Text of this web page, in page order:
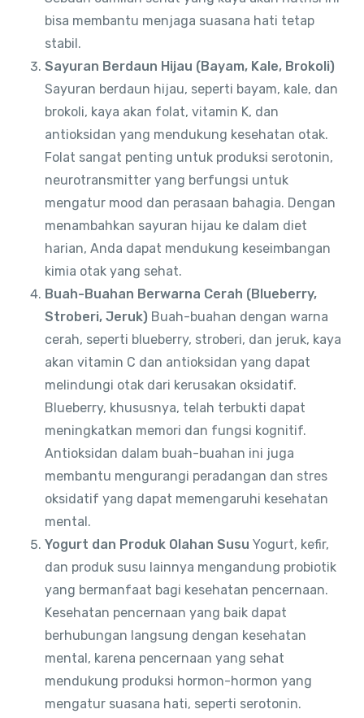
bisa membantu menjaga suasana hati tetap
stabil.
Sayuran Berdaun Hijau (Bayam, Kale, Brokoli)
Sayuran berdaun hijau, seperti bayam, kale, dan
brokoli, kaya akan folat, vitamin K, dan
antioksidan yang mendukung kesehatan otak.
Folat sangat penting untuk produksi serotonin,
neurotransmitter yang berfungsi untuk
mengatur mood dan perasaan bahagia. Dengan
menambahkan sayuran hijau ke dalam diet
harian, Anda dapat mendukung keseimbangan
kimia otak yang sehat.
Buah-Buahan Berwarna Cerah (Blueberry,
Stroberi, Jeruk) Buah-buahan dengan warna
cerah, seperti blueberry, stroberi, dan jeruk, kaya
akan vitamin C dan antioksidan yang dapat
melindungi otak dari kerusakan oksidatif.
Blueberry, khususnya, telah terbukti dapat
meningkatkan memori dan fungsi kognitif.
Antioksidan dalam buah-buahan ini juga
membantu mengurangi peradangan dan stres
oksidatif yang dapat memengaruhi kesehatan
mental.
Yogurt dan Produk Olahan Susu Yogurt, kefir,
dan produk susu lainnya mengandung probiotik
yang bermanfaat bagi kesehatan pencernaan.
Kesehatan pencernaan yang baik dapat
berhubungan langsung dengan kesehatan
mental, karena pencernaan yang sehat
mendukung produksi hormon-hormon yang
mengatur suasana hati, seperti serotonin.